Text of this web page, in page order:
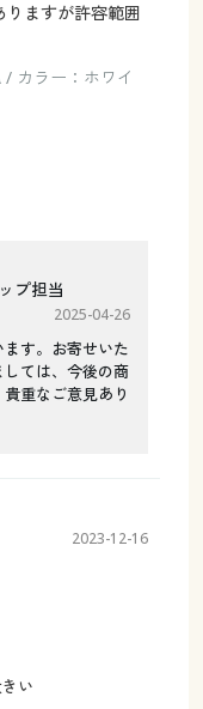
りますが許容範囲
カラー：ホワイ
プ担当
2025-04-26
す。お寄せいた
ては、今後の商
重なご意見あり
2023-12-16
い